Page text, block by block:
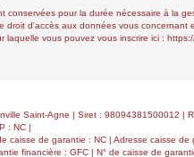
conservées pour la durée nécessaire à la
d'accès aux données vous concernant
laquelle vous pouvez vous inscrire ici :
Saint-Agne | Siret : 98094381500012 |
: NC |
de garantie : NC | Adresse caisse de
financière : GFC | N° de caisse de